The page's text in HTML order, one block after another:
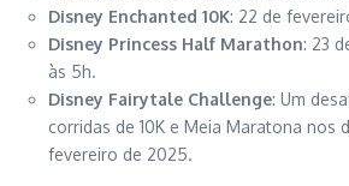
Disney Enchanted 10K: 22 de
Disney Princess Half Marathon: 23
às 5h.
Disney Fairytale Challenge: Um
corridas de 10K e Meia Maratona nos
fevereiro de 2025.